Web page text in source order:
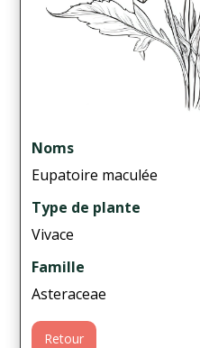
Noms
Eupatoire maculée
Type de plante
Vivace
Famille
Asteraceae
Retour